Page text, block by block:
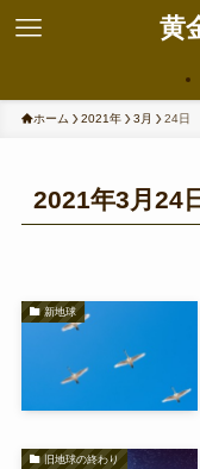
黄
ホーム 2021年 3月 24日
2021年3月24
新地球
旧地球の終わり